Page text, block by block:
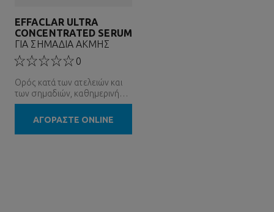
EFFACLAR ULTRA
CONCENTRATED SERUM
ΓΙΑ ΣΗΜΑΔΙΑ ΑΚΜΗΣ
0
Ορός κατά των ατελειών και
των σημαδιών, καθημερινή
απολέπιση
ΑΓΟΡΑΣΤΕ ONLINE